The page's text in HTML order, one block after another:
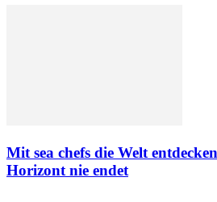
Mit sea chefs die Welt
Horizont nie endet